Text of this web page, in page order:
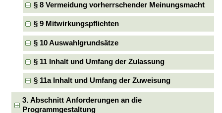
§ 8 Vermeidung vorherrschender Meinungsmacht
§ 9 Mitwirkungspflichten
§ 10 Auswahlgrundsätze
§ 11 Inhalt und Umfang der Zulassung
§ 11a Inhalt und Umfang der Zuweisung
3. Abschnitt Anforderungen an die
Programmgestaltung